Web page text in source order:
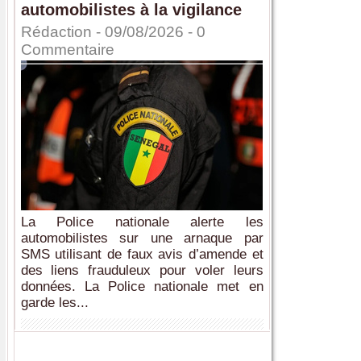
automobilistes à la vigilance
Rédaction - 09/08/2026 - 0
Commentaire
La Police nationale alerte les
automobilistes sur une arnaque par
SMS utilisant de faux avis d’amende et
des liens frauduleux pour voler leurs
données. La Police nationale met en
garde les...